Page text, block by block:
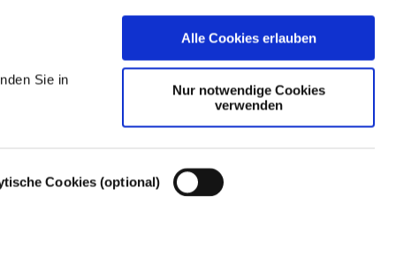
Sie in
Cookies (optional)
Alle Cookies erlauben
Nur notwendige Cookies
verwenden
Einstellungen – Cookie-Richtlinie